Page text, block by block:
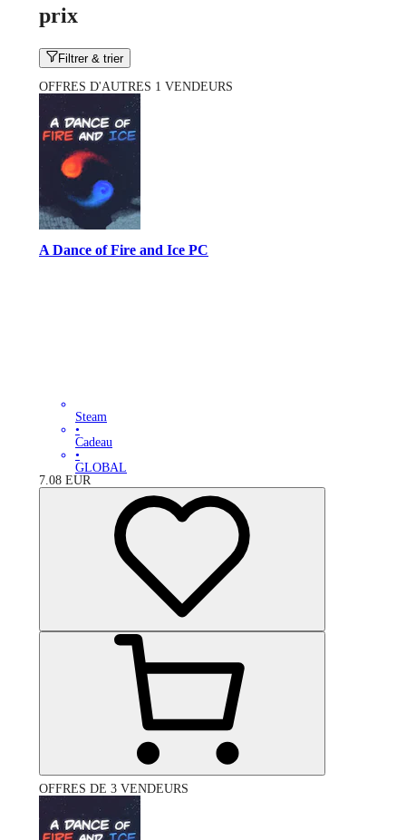
prix
Filtrer & trier
OFFRES D'AUTRES 1 VENDEURS
A Dance of Fire and Ice PC
Steam
•
Cadeau
•
GLOBAL
7.08 EUR
OFFRES DE 3 VENDEURS